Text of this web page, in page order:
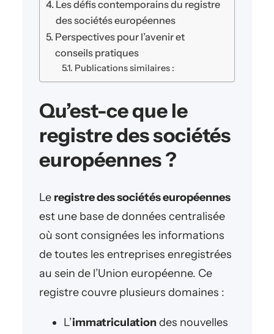
Les défis contemporains du registre
des sociétés européennes
Perspectives pour l’avenir et
conseils pratiques
Publications similaires :
Qu’est-ce que le
registre des sociétés
européennes ?
Le registre des sociétés européennes
est une base de données centralisée
où sont consignées les informations
de toutes les entreprises enregistrées
au sein de l’Union européenne. Ce
registre couvre plusieurs domaines :
L’immatriculationdes nouvelles